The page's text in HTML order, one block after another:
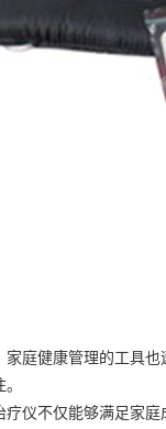
家庭健康管理的工具
疗仪不仅能够满足家